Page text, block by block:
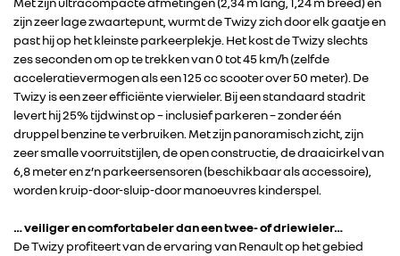
RENAULT GROUP
RENAULT
DACIA
ALPINE
zijn zeer lage zwaartepunt, wurmt de Twizy zich door elk gaatje en
past hij op het kleinste parkeerplekje. Het kost de Twizy slechts
zes seconden om op te trekken van 0 tot 45 km/h (zelfde
acceleratievermogen als een 125 cc scooter over 50 meter). De
Twizy is een zeer efficiënte vierwieler. Bij een standaard stadrit
levert hij 25% tijdwinst op – inclusief parkeren – zonder één
druppel benzine te verbruiken. Met zijn panoramisch zicht, zijn
zeer smalle voorruitstijlen, de open constructie, de draaicirkel van
6,8 meter en z’n parkeersensoren (beschikbaar als accessoire),
worden kruip-door-sluip-door manoeuvres kinderspel.
… veiliger en comfortabeler dan een twee- of driewieler…
De Twizy profiteert van de ervaring van Renault op het gebied